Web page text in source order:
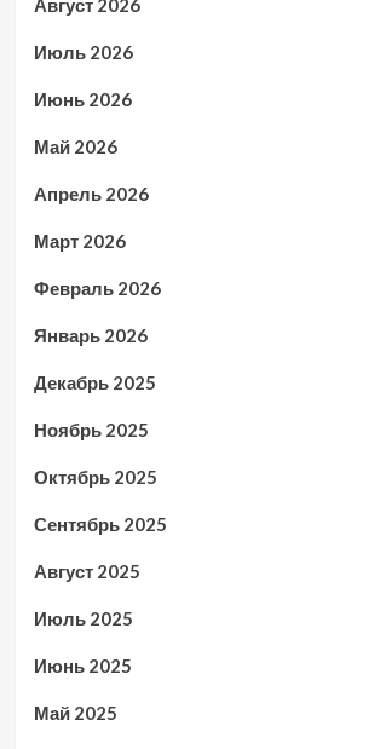
Август 2026
Июль 2026
Июнь 2026
Май 2026
Апрель 2026
Март 2026
Февраль 2026
Январь 2026
Декабрь 2025
Ноябрь 2025
Октябрь 2025
Сентябрь 2025
Август 2025
Июль 2025
Июнь 2025
Май 2025